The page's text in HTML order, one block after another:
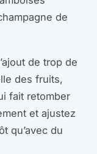
de
de trop de
des fruits,
fait retomber
et ajustez
qu’avec du